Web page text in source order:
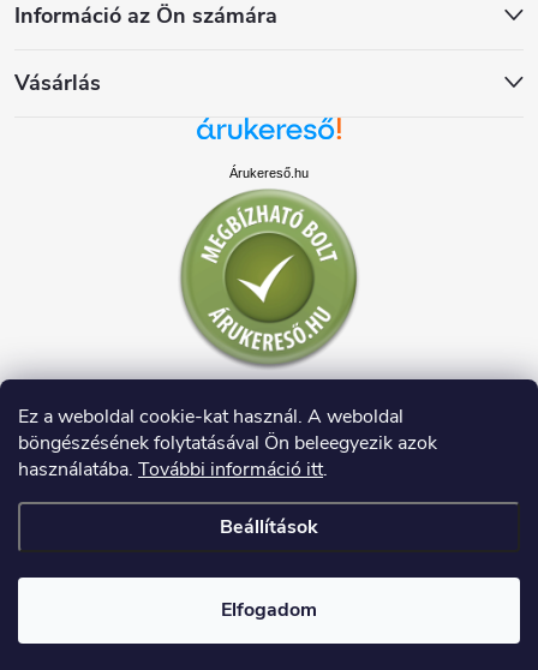
Ez a weboldal cookie-kat használ. A weboldal
böngészésének folytatásával Ön beleegyezik azok
használatába. További információ itt.
Beállítások
Elfogadom
Információ az Ön számára
Vásárlás
Árukereső.hu
Shoptet készítette
Copyright 2026HAUSDECO.HU. Minden jog fenntartva.